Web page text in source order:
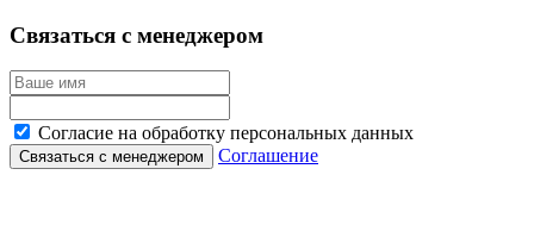
Связаться с менеджером
Согласие на обработку персональных данных
Соглашение